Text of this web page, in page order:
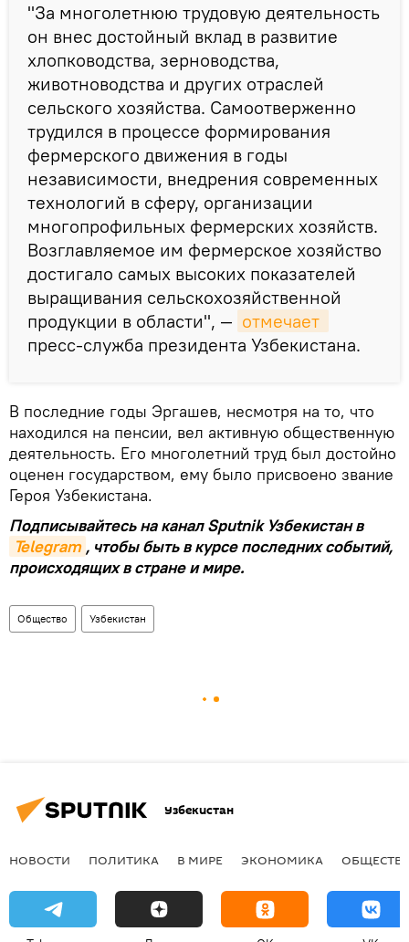
"За многолетнюю трудовую деятельность
он внес достойный вклад в развитие
хлопководства, зерноводства,
животноводства и других отраслей
сельского хозяйства. Самоотверженно
трудился в процессе формирования
фермерского движения в годы
независимости, внедрения современных
технологий в сферу, организации
многопрофильных фермерских хозяйств.
Возглавляемое им фермерское хозяйство
достигало самых высоких показателей
выращивания сельскохозяйственной
продукции в области", —
пресс-служба президента Узбекистана.
В последние годы Эргашев, несмотря на то, что
находился на пенсии, вел активную общественную
деятельность. Его многолетний труд был достойно
оценен государством, ему было присвоено звание
Героя Узбекистана.
Подписывайтесь на канал Sputnik Узбекистан в
Telegram , чтобы быть в курсе последних событий,
происходящих в стране и мире.
Общество Узбекистан
Узбекистан
НОВОСТИ ПОЛИТИКА В МИРЕ ЭКОНОМИКА